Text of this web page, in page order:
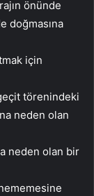
önünde
doğmasına
için
törenindeki
neden olan
neden olan bir